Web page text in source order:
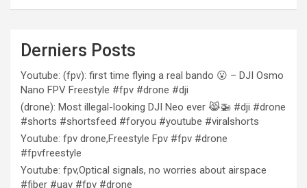
Derniers Posts
Youtube: (fpv): first time flying a real bando 😮 – DJI Osmo
Nano FPV Freestyle #fpv #drone #dji
(drone): Most illegal-looking DJI Neo ever 😹🚁 #dji #drone
#shorts #shortsfeed #foryou #youtube #viralshorts
Youtube: fpv drone,Freestyle Fpv #fpv #drone
#fpvfreestyle
Youtube: fpv,Optical signals, no worries about airspace
#fiber #uav #fpv #drone